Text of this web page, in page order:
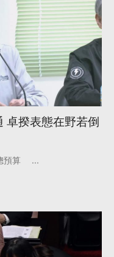
卓揆表態在野若倒
預算 ...